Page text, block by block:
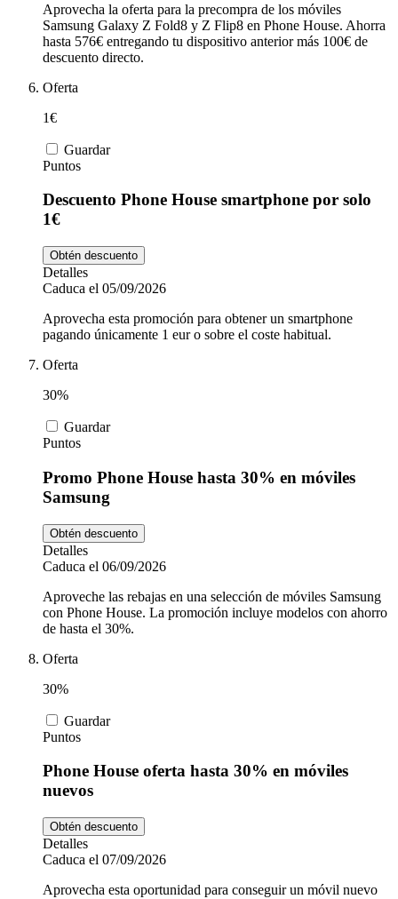
Aprovecha la oferta para la precompra de los móviles
Samsung Galaxy Z Fold8 y Z Flip8 en Phone House. Ahorra
hasta 576€ entregando tu dispositivo anterior más 100€ de
descuento directo.
Oferta
1€
Guardar
Puntos
Descuento Phone House smartphone por solo
1€
Obtén descuento
Detalles
Caduca el 05/09/2026
Aprovecha esta promoción para obtener un smartphone
pagando únicamente 1 eur o sobre el coste habitual.
Oferta
30%
Guardar
Puntos
Promo Phone House hasta 30% en móviles
Samsung
Obtén descuento
Detalles
Caduca el 06/09/2026
Aproveche las rebajas en una selección de móviles Samsung
con Phone House. La promoción incluye modelos con ahorro
de hasta el 30%.
Oferta
30%
Guardar
Puntos
Phone House oferta hasta 30% en móviles
nuevos
Obtén descuento
Detalles
Caduca el 07/09/2026
Aprovecha esta oportunidad para conseguir un móvil nuevo